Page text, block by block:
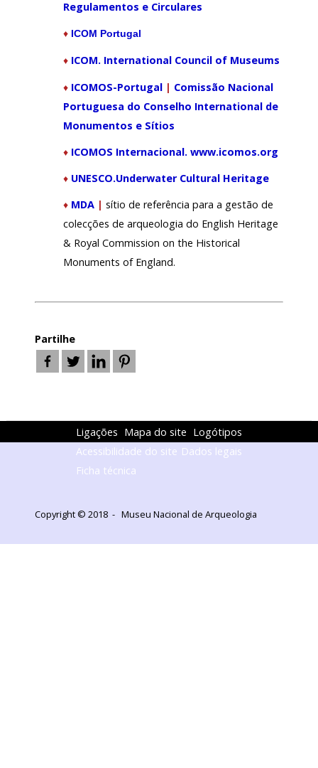
Regulamentos e Circulares
♦ ICOM Portugal
♦ ICOM. International Council of Museums
♦ ICOMOS-Portugal | Comissão Nacional
Portuguesa do Conselho International de
Monumentos e Sítios
♦ ICOMOS Internacional. www.icomos.org
♦ UNESCO.Underwater Cultural Heritage
♦ MDA| sítio de referência para a gestão de
colecções de arqueologia do English Heritage
& Royal Commission on the Historical
Monuments of England.
Partilhe
Ligações Mapa do site Logótipos
Acessibilidade do site Dados legais
Ficha técnica
Copyright © 2018 - Museu Nacional de Arqueologia